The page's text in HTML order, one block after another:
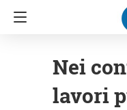
Nei
lavori